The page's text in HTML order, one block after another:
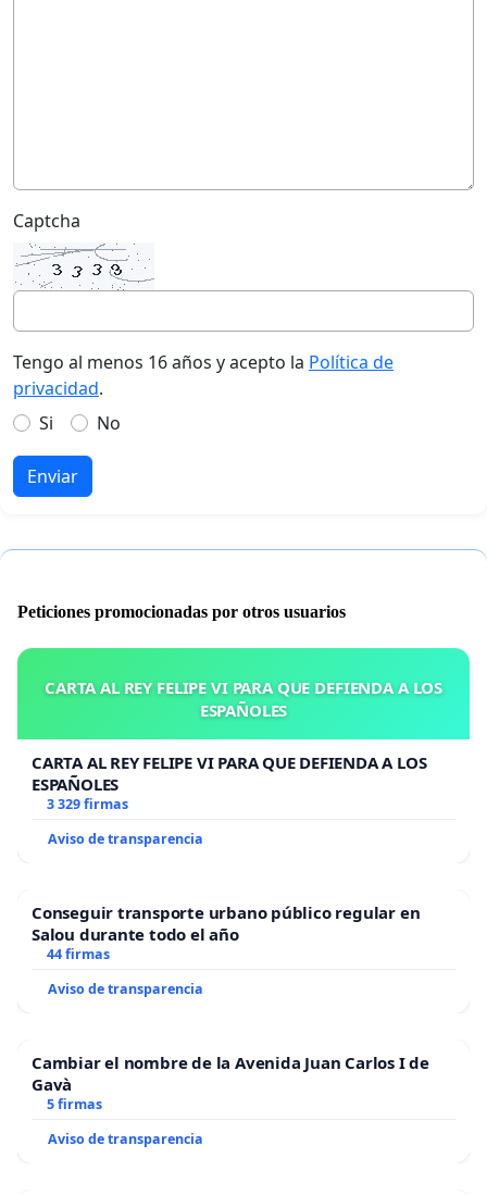
Captcha
Tengo al menos 16 años y acepto la Política de
privacidad.
Si
No
Enviar
Peticiones promocionadas por otros usuarios
CARTA AL REY FELIPE VI PARA QUE DEFIENDA A LOS
ESPAÑOLES
CARTA AL REY FELIPE VI PARA QUE DEFIENDA A LOS
ESPAÑOLES
3 329 firmas
Aviso de transparencia
Conseguir transporte urbano público regular en
Salou durante todo el año
44 firmas
Aviso de transparencia
Cambiar el nombre de la Avenida Juan Carlos I de
Gavà
5 firmas
Aviso de transparencia